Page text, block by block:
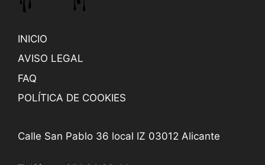
INICIO
AVISO LEGAL
FAQ
POLÍTICA DE COOKIES
Calle San Pablo 36 local IZ 03012 Alicante